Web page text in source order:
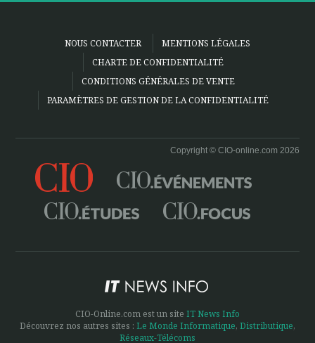
NOUS CONTACTER
MENTIONS LÉGALES
CHARTE DE CONFIDENTIALITÉ
CONDITIONS GÉNÉRALES DE VENTE
PARAMÈTRES DE GESTION DE LA CONFIDENTIALITÉ
Copyright © CIO-online.com 2026
CIO-Online.com est un site IT News Info
Découvrez nos autres sites : Le Monde Informatique, Distributique,
Réseaux-Télécoms